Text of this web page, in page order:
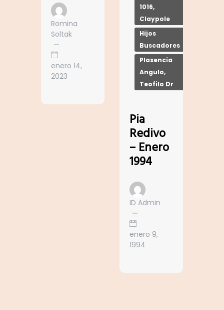
Romina
Soltak
enero 14,
2023
1016,
Claypole
Hijos
Buscadores
Plasencia
Angulo,
Teofilo Dr
Pia
Redivo
– Enero
1994
ID Admin
enero 9,
1994